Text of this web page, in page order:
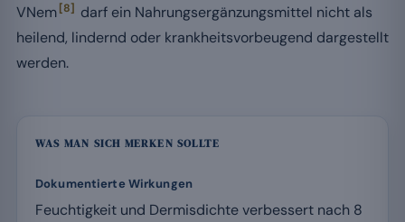
VNem[8]
darf ein Nahrungsergänzungsmittel nicht als
heilend, lindernd oder krankheitsvorbeugend dargestellt
werden.
WAS MAN SICH MERKEN SOLLTE
Dokumentierte Wirkungen
Feuchtigkeit und Dermisdichte verbessert nach 8